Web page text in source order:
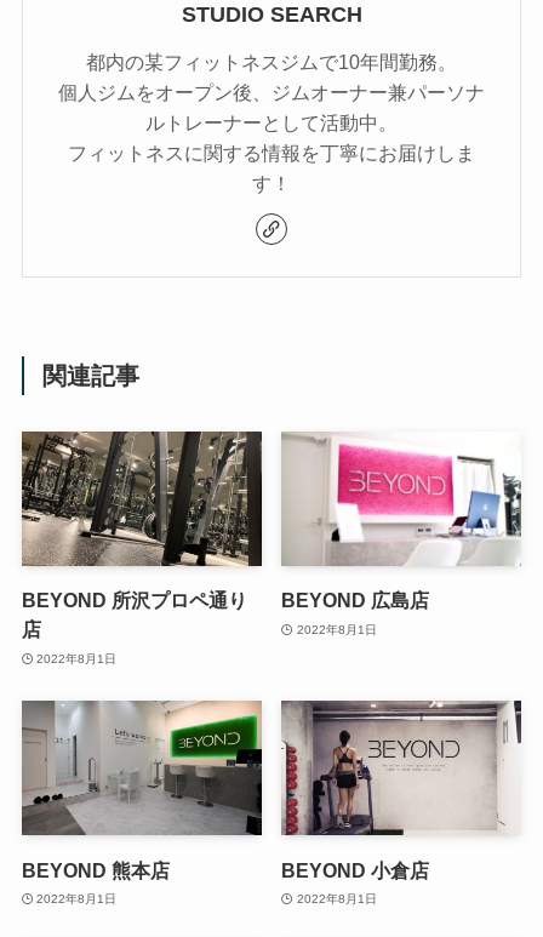
STUDIO SEARCH
都内の某フィットネスジムで10年間勤務。
個人ジムをオープン後、ジムオーナー兼パーソナ
ルトレーナーとして活動中。
フィットネスに関する情報を丁寧にお届けしま
す！
関連記事
BEYOND 所沢プロペ通り
店
2022年8月1日
BEYOND 広島店
2022年8月1日
BEYOND 熊本店
2022年8月1日
BEYOND 小倉店
2022年8月1日